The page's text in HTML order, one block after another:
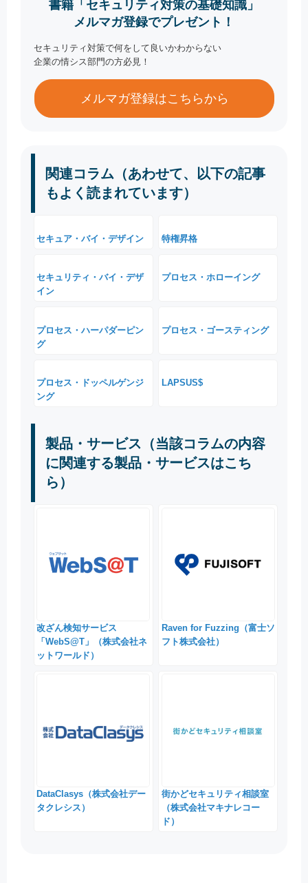
書籍「セキュリティ対策の基礎知識」
メルマガ登録でプレゼント！
セキュリティ対策で何をして良いかわからない
企業の情シス部門の方必見！
メルマガ登録はこちらから
関連コラム（あわせて、以下の記事
もよく読まれています）
セキュア・バイ・デザイン 特権昇格
セキュリティ・バイ・デザ
イン
プロセス・ホローイング
プロセス・ハーパダーピン
グ
プロセス・ゴースティング
プロセス・ドッペルゲンジ
ング
LAPSUS$
製品・サービス（当該コラムの内容
に関連する製品・サービスはこち
ら）
改ざん検知サービス
「WebS@T」（株式会社ネ
ットワールド）
Raven for Fuzzing（富士ソ
フト株式会社）
DataClasys（株式会社デー
タクレシス）
街かどセキュリティ相談室
（株式会社マキナレコー
ド）